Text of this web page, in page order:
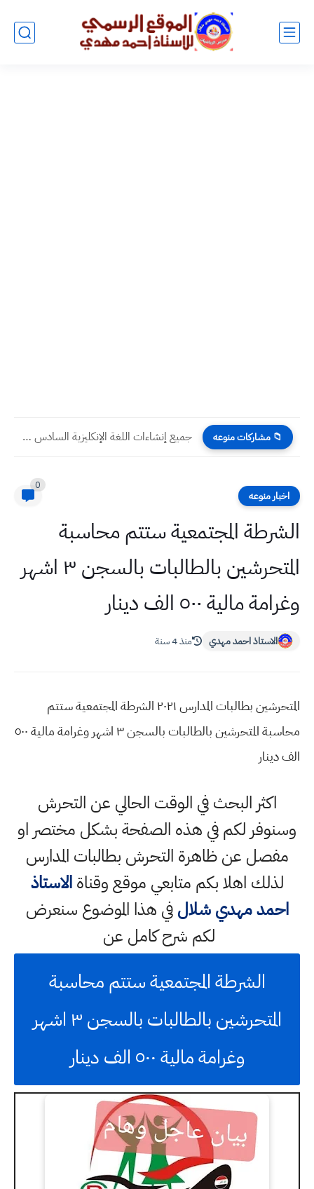
📁 مشاركات منوعه جميع إنشاءات اللغة الإنكليزية السادس الابتدائي بأسلوب مبسّط ومميز
اخبار منوعه
0
الشرطة المجتمعية ستتم محاسبة
المتحرشين بالطالبات بالسجن ٣ اشهر
وغرامة مالية ٥٠٠ الف دينار
الاستاذ احمد مهدي منذ 4 سنة
المتحرشين بطالبات المدارس ٢٠٢١ الشرطة المجتمعية ستتم
محاسبة المتحرشين بالطالبات بالسجن ٣ اشهر وغرامة مالية ٥٠٠
الف دينار
اكثر البحث في الوقت الحالي عن التحرش
وسنوفر لكم في هذه الصفحة بشكل مختصر او
مفصل عن ظاهرة التحرش بطالبات المدارس
لذلك اهلا بكم متابعي موقع وقناةالاستاذ
احمد مهدي شلالفي هذا الموضوع سنعرض
لكم شرح كامل عن
الشرطة المجتمعية ستتم محاسبة
المتحرشين بالطالبات بالسجن ٣ اشهر
وغرامة مالية ٥٠٠ الف دينار